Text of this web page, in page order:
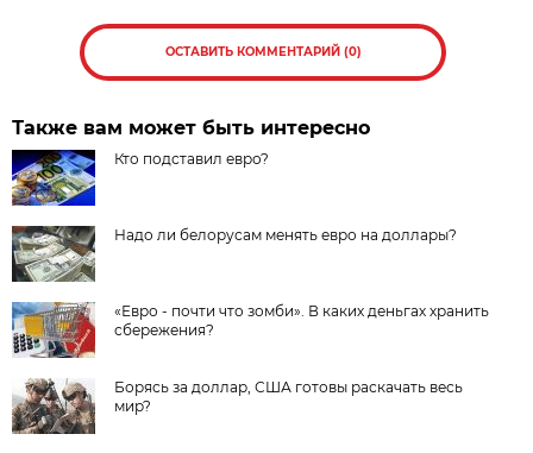
ОСТАВИТЬ КОММЕНТАРИЙ (0)
Также вам может быть интересно
Кто подставил евро?
Надо ли белорусам менять евро на доллары?
«Евро - почти что зомби». В каких деньгах хранить
сбережения?
Борясь за доллар, США готовы раскачать весь
мир?